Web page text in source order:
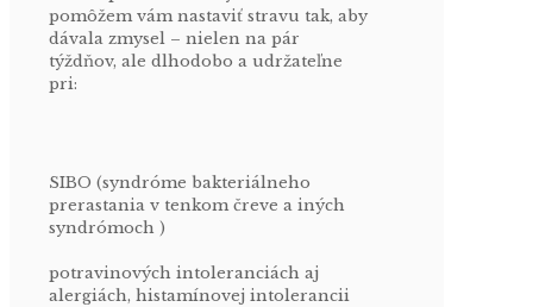
pomôžem vám nastaviť stravu tak, aby
dávala zmysel – nielen na pár
týždňov, ale dlhodobo a udržateľne
pri:
SIBO (syndróme bakteriálneho
prerastania v tenkom čreve a iných
syndrómoch )
potravinových intoleranciách aj
alergiách, histamínovej intolerancii